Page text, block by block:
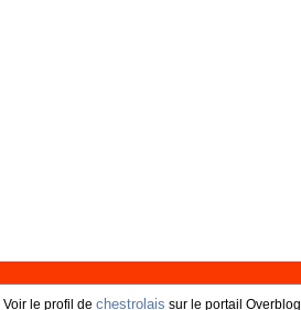
Voir le profil de chestrolais sur le portail Overblog